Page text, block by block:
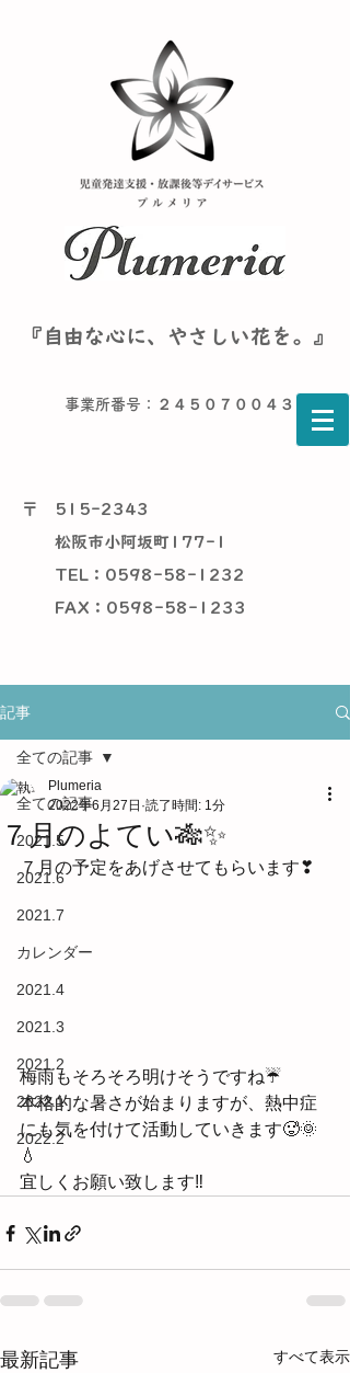
『自由な心に、やさしい花を。』
事業所番号：２４５０７００４３６
〒
515-2343
松阪市小阿坂町177-1
TEL：0598-58-1232
​ FAX：0598-58-1233
記事
全ての記事
2021.5
2021.6
2021.7
カレンダー
2021.4
2021.3
2021.2
2022.1
2022.2
全ての記事
７月のよてい🎋✨
Plumeria
2022年6月27日 読了時間: 1分
７月の予定をあげさせてもらいます❣
梅雨もそろそろ明けそうですね☔
本格的な暑さが始まりますが、熱中症
にも気を付けて活動していきます🥵🌞
💧
宜しくお願い致します‼
最新記事 すべて表示